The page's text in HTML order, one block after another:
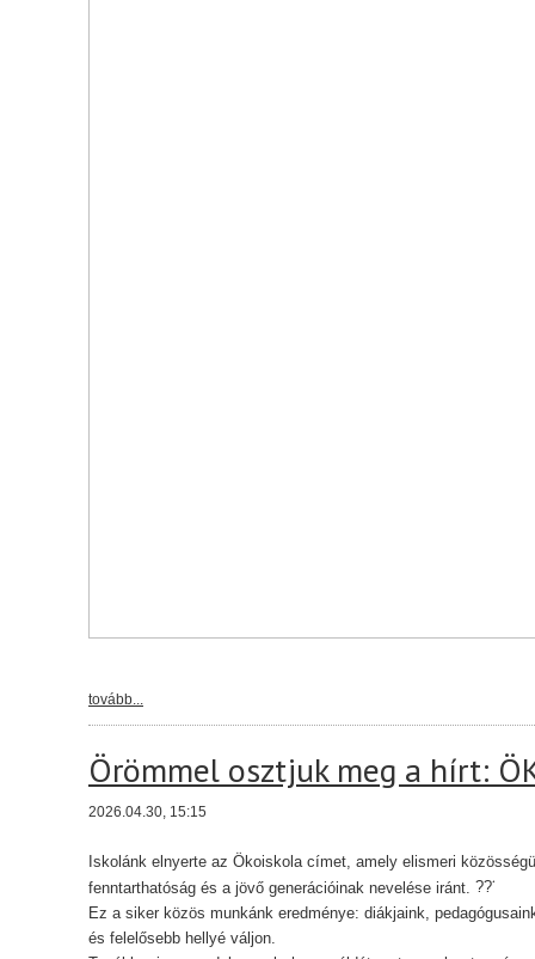
tovább...
Örömmel osztjuk meg a hírt:
2026.04.30, 15:15
Iskolánk elnyerte az Ökoiskola címet, amely elismeri
fenntarthatóság és a jövő generációinak nevelése iránt.
Ez a siker közös munkánk eredménye: diákjaink,
és felelősebb hellyé váljon.